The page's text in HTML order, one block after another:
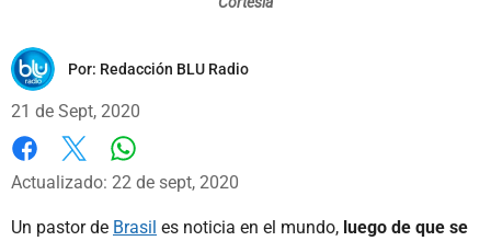
Por: Redacción BLU Radio
21 de Sept, 2020
Facebook
X
Actualizado: 22 de sept, 2020
Un pastor de Brasil es noticia en el mundo, luego de que se